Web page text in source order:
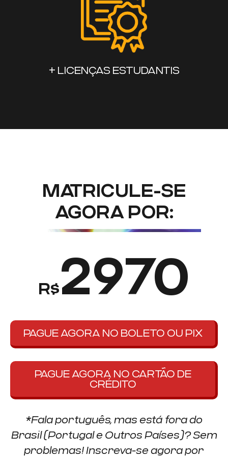
+ LICENÇAS ESTUDANTIS
MATRICULE-SE
AGORA POR:
R$2970
PAGUE AGORA NO BOLETO OU PIX
PAGUE AGORA NO CARTÃO DE
CRÉDITO
*Fala português, mas está fora do
Brasil (Portugal e Outros Países)? Sem
problemas! Inscreva-se agora por